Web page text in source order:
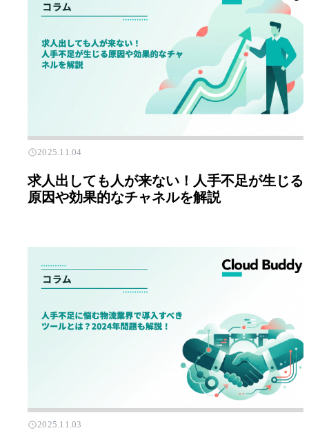
2025.11.04
求人出しても人が来ない！人手不足が生じる
原因や効果的なチャネルを解説
2025.11.03